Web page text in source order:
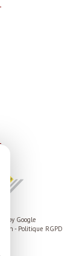
by Google
- Politique RGPD